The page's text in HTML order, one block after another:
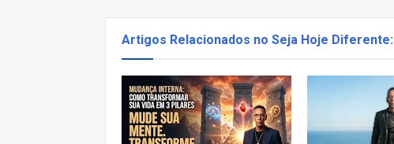
Artigos Relacionados no Seja Hoje Diferente: